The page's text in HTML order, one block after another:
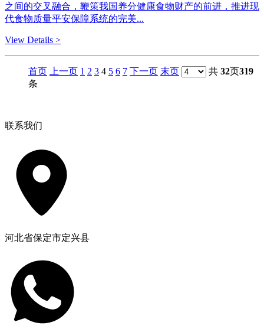
之间的交叉融合，鞭策我国养分健康食物财产的前进，推进现
代食物质量平安保障系统的完美...
View Details >
首页 上一页 1 2 3 4 5 6 7 下一页 末页 共 32页319
条
联系我们
河北省保定市定兴县